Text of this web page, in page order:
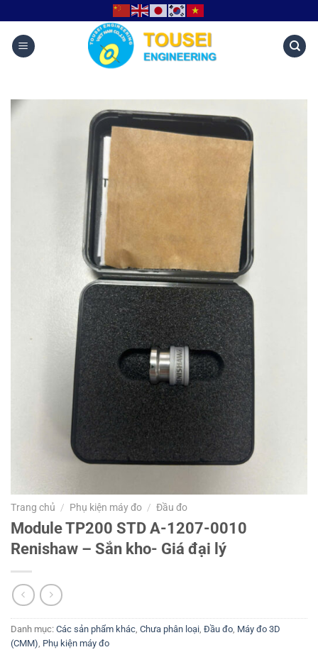
Trang chủ / Phụ kiện máy đo / Đầu đo
Module TP200 STD A-1207-0010
Renishaw – Sắn kho- Giá đại lý
Danh mục: Các sản phẩm khác Chưa phân loại Đầu đo Máy đo 3D
(CMM) Phụ kiện máy đo